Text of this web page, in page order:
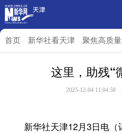
首页 新华社看天津 聚焦高质
这里，助残“
2025-12-04 11:04:58
新华社天津12月3日电（